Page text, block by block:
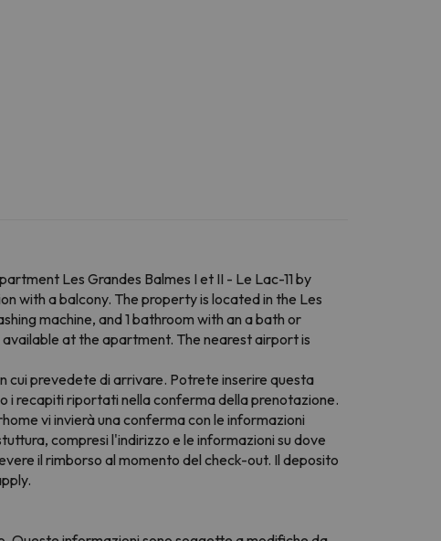
Les Grandes Balmes I et II - Le Lac-11 by
with a balcony. The property is located in the Les
machine, and 1 bathroom with an a bath or
at the apartment. The nearest airport is
cui prevedete di arrivare. Potrete inserire questa
i recapiti riportati nella conferma della prenotazione.
vi invierà una conferma con le informazioni
compresi l'indirizzo e le informazioni su dove
il rimborso al momento del check-out. Il deposito